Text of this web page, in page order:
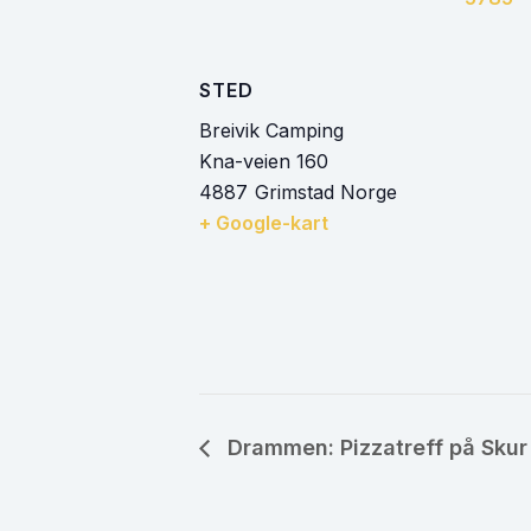
STED
Breivik Camping
Kna-veien 160
Grimstad
4887
Norge
+ Google-kart
Drammen: Pizzatreff på